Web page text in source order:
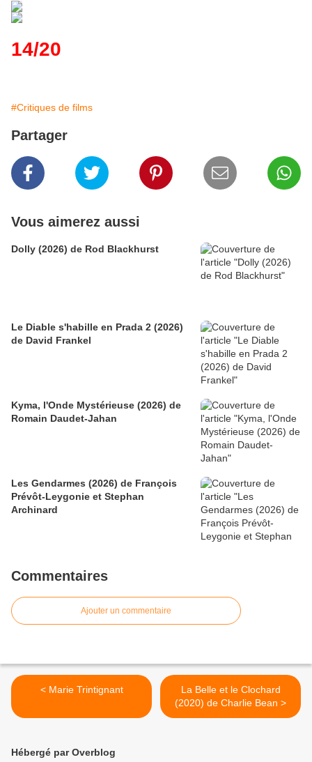
14/20
#Critiques de films
Partager
Vous aimerez aussi
Dolly (2026) de Rod Blackhurst
Le Diable s'habille en Prada 2 (2026)
de David Frankel
Kyma, l'Onde Mystérieuse (2026) de
Romain Daudet-Jahan
Les Gendarmes (2026) de François
Prévôt-Leygonie et Stephan
Archinard
Commentaires
Ajouter un commentaire
< Marie Trintignant
La Belle et le Clochard
(2020) de Charlie Bean >
Hébergé par Overblog